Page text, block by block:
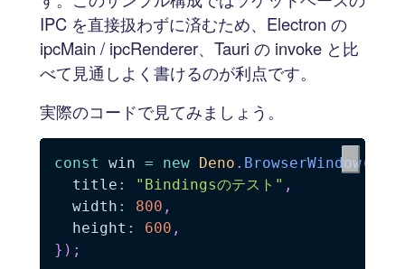
IPC を直接扱わずに済むため、Electron の
ipcMain / ipcRenderer、Tauri の invoke と比
べて見通しよく書けるのが利点です。
実際のコードで見てみましょう。
const win = new Deno . BrowserWindow(
  title
: "Bindingsのテスト" ,
  width
: 800 ,
  height
: 600 ,
} ) ;